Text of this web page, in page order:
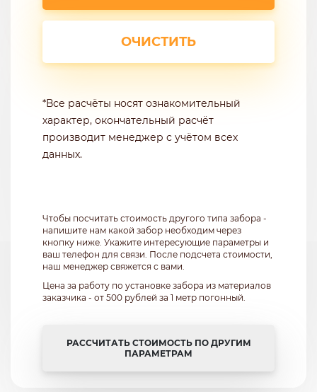
*Все расчёты носят ознакомительный
характер, окончательный расчёт
производит менеджер с учётом всех
данных.
Чтобы посчитать стоимость другого типа забора -
напишите нам какой забор необходим через
кнопку ниже. Укажите интересующие параметры и
ваш телефон для связи. После подсчета стоимости,
наш менеджер свяжется с вами.
Цена за работу по установке забора из материалов
заказчика - от 500 рублей за 1 метр погонный.
РАССЧИТАТЬ СТОИМОСТЬ ПО ДРУГИМ
ПАРАМЕТРАМ